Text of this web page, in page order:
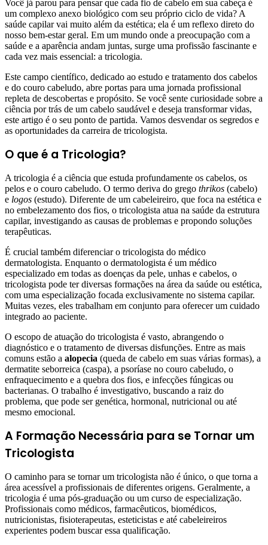
Você já parou para pensar que cada fio de cabelo em sua cabeça é
um complexo anexo biológico com seu próprio ciclo de vida? A
saúde capilar vai muito além da estética; ela é um reflexo direto do
nosso bem-estar geral. Em um mundo onde a preocupação com a
saúde e a aparência andam juntas, surge uma profissão fascinante e
cada vez mais essencial: a tricologia.
Este campo científico, dedicado ao estudo e tratamento dos cabelos
e do couro cabeludo, abre portas para uma jornada profissional
repleta de descobertas e propósito. Se você sente curiosidade sobre a
ciência por trás de um cabelo saudável e deseja transformar vidas,
este artigo é o seu ponto de partida. Vamos desvendar os segredos e
as oportunidades da carreira de tricologista.
O que é a Tricologia?
A tricologia é a ciência que estuda profundamente os cabelos, os
pelos e o couro cabeludo. O termo deriva do grego thrikos (cabelo)
e logos (estudo). Diferente de um cabeleireiro, que foca na estética e
no embelezamento dos fios, o tricologista atua na saúde da estrutura
capilar, investigando as causas de problemas e propondo soluções
terapêuticas.
É crucial também diferenciar o tricologista do médico
dermatologista. Enquanto o dermatologista é um médico
especializado em todas as doenças da pele, unhas e cabelos, o
tricologista pode ter diversas formações na área da saúde ou estética,
com uma especialização focada exclusivamente no sistema capilar.
Muitas vezes, eles trabalham em conjunto para oferecer um cuidado
integrado ao paciente.
O escopo de atuação do tricologista é vasto, abrangendo o
diagnóstico e o tratamento de diversas disfunções. Entre as mais
comuns estão a alopecia (queda de cabelo em suas várias formas), a
dermatite seborreica (caspa), a psoríase no couro cabeludo, o
enfraquecimento e a quebra dos fios, e infecções fúngicas ou
bacterianas. O trabalho é investigativo, buscando a raiz do
problema, que pode ser genética, hormonal, nutricional ou até
mesmo emocional.
A Formação Necessária para se Tornar um
Tricologista
O caminho para se tornar um tricologista não é único, o que torna a
área acessível a profissionais de diferentes origens. Geralmente, a
tricologia é uma pós-graduação ou um curso de especialização.
Profissionais como médicos, farmacêuticos, biomédicos,
nutricionistas, fisioterapeutas, esteticistas e até cabeleireiros
experientes podem buscar essa qualificação.